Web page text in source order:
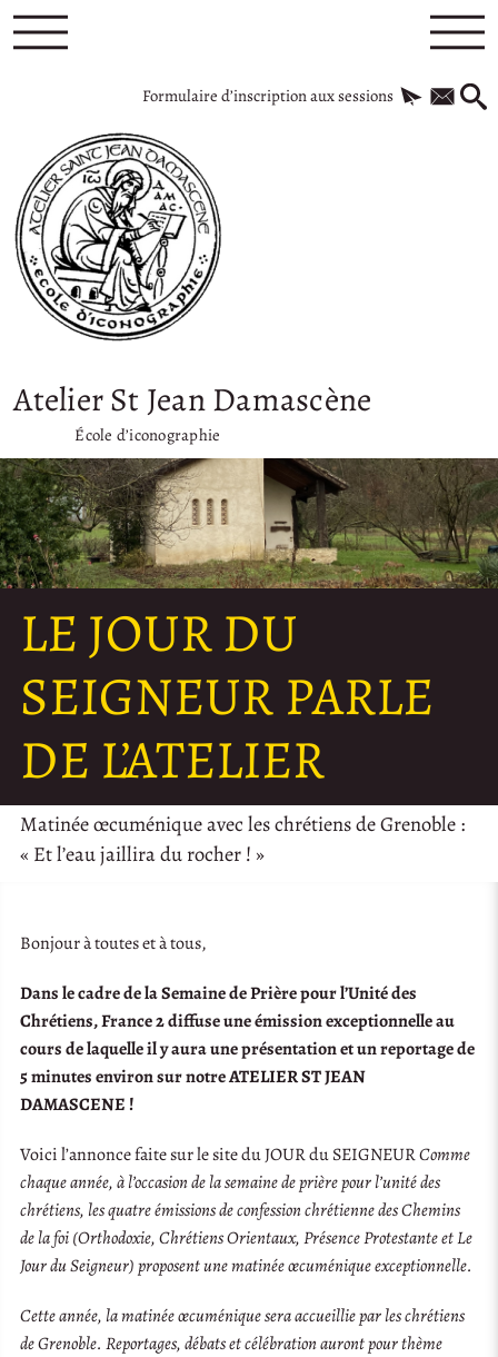
Formulaire d’inscription aux sessions
Atelier St Jean Damascène
École d’iconographie
LE JOUR DU
SEIGNEUR PARLE
DE L’ATELIER
Matinée œcuménique avec les chrétiens de Grenoble :
« Et l’eau jaillira du rocher ! »
Bonjour à toutes et à tous,
Dans le cadre de la Semaine de Prière pour l’Unité des
Chrétiens, France 2 diffuse une émission exceptionnelle au
cours de laquelle il y aura une présentation et un reportage de
5 minutes environ sur notre ATELIER ST JEAN
DAMASCENE !
Voici l’annonce faite sur le site du JOUR du SEIGNEURComme
chaque année, à l’occasion de la semaine de prière pour l’unité des
chrétiens, les quatre émissions de confession chrétienne des Chemins
de la foi (Orthodoxie, Chrétiens Orientaux, Présence Protestante et Le
Jour du Seigneur) proposent une matinée œcuménique exceptionnelle.
Cette année, la matinée œcuménique sera accueillie par les chrétiens
de Grenoble. Reportages, débats et célébration auront pour thème